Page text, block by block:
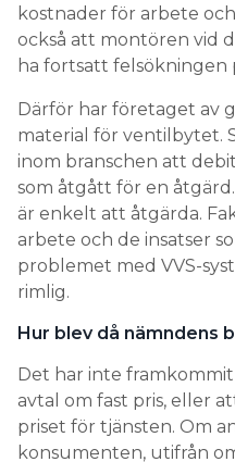
kostnader för arbete
också att montören vid
ha fortsatt
Därför har företaget av
material för ventilbytet.
inom branschen att
som åtgått för en
är enkelt att åtgärda.
arbete och de insatser
problemet med VVS-
rimlig.
Hur blev då nämndens
Det har inte
avtal om fast pris, eller
priset för tjänsten. Om
konsumenten, utifrån